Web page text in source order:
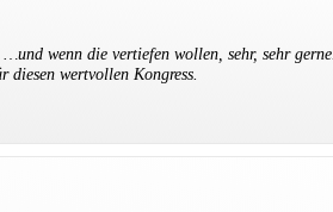
wenn die vertiefen wollen, sehr, sehr gerne.
diesen wertvollen Kongress.